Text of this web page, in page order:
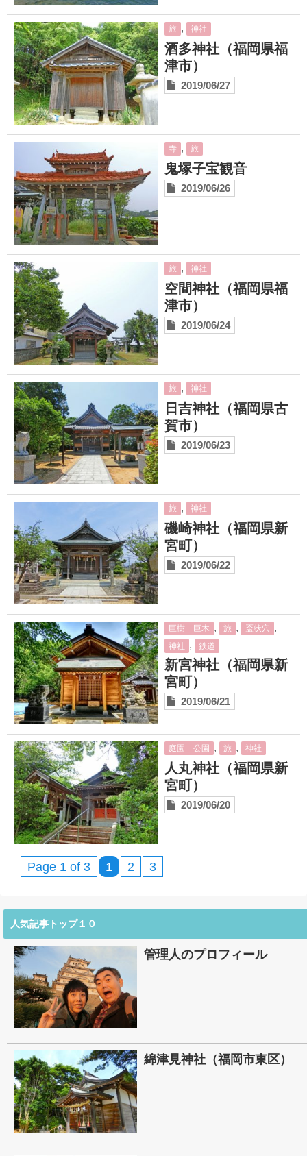
旅 , 神社
酒多神社（福岡県福
津市）
2019/06/27
寺 , 旅
鬼塚子宝観音
2019/06/26
旅 , 神社
空間神社（福岡県福
津市）
2019/06/24
旅 , 神社
日吉神社（福岡県古
賀市）
2019/06/23
旅 , 神社
磯崎神社（福岡県新
宮町）
2019/06/22
巨樹 巨木 , 旅 , 盃状穴 ,
神社 , 鉄道
新宮神社（福岡県新
宮町）
2019/06/21
庭園 公園 , 旅 , 神社
人丸神社（福岡県新
宮町）
2019/06/20
Page 1 of 3 1 2 3
人気記事トップ１０
管理人のプロフィール
綿津見神社（福岡市東区）